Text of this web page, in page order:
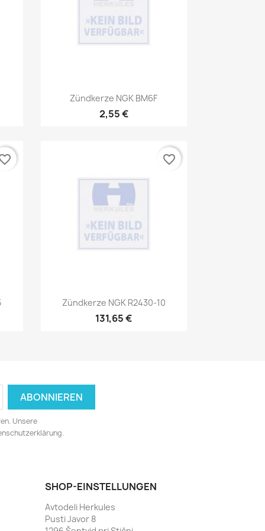
Vorschau
Zündkerze NGK BM6F
2,55 €
Vorschau
Zündkerze NGK R2430-10
131,65 €
favorite_border
Unsere
SHOP-EINSTELLUNGEN
Avtodeli Herkules
Pusti Javor 8